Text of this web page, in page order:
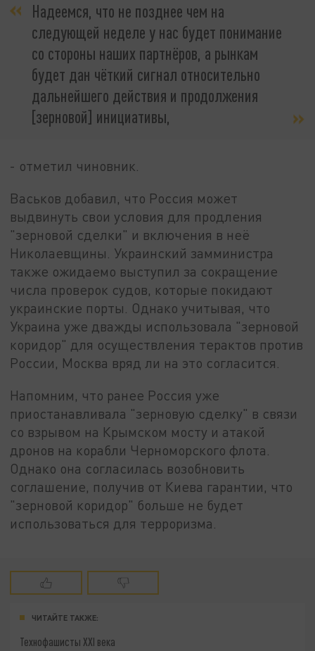
Надеемся, что не позднее чем на
следующей неделе у нас будет понимание
со стороны наших партнёров, а рынкам
будет дан чёткий сигнал относительно
дальнейшего действия и продолжения
[зерновой] инициативы,
- отметил чиновник.
Васьков добавил, что Россия может
выдвинуть свои условия для продления
"зерновой сделки" и включения в неё
Николаевщины. Украинский замминистра
также ожидаемо выступил за сокращение
числа проверок судов, которые покидают
украинские порты. Однако учитывая, что
Украина уже дважды использовала "зерновой
коридор" для осуществления терактов против
России, Москва вряд ли на это согласится.
Напомним, что ранее Россия уже
приостанавливала "зерновую сделку" в связи
со взрывом на Крымском мосту и атакой
дронов на корабли Черноморского флота.
Однако она согласилась возобновить
соглашение, получив от Киева гарантии, что
"зерновой коридор" больше не будет
использоваться для терроризма.
ЧИТАЙТЕ ТАКЖЕ:
Технофашисты XXI века